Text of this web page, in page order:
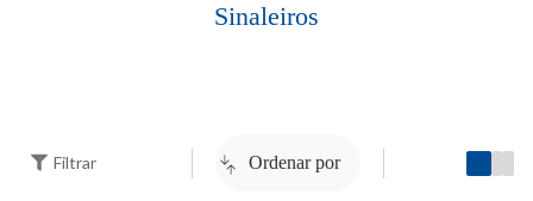
Sinaleiros
Filtrar Ordenar por